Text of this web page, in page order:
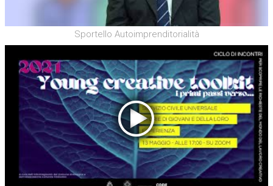
Sportello Autoimprenditorialità